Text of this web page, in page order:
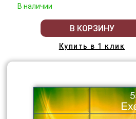
В наличии
В КОРЗИНУ
Купить в 1 клик